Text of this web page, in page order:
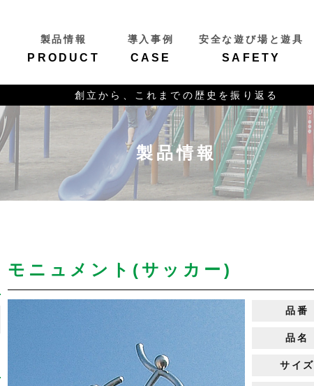
製品情報
PRODUCT
導入事例
CASE
安全な遊び場と遊具
SAFETY
創立から、これまでの歴史を振り返る
製品情報
モニュメント(サッカー)
品番
品名
サイズ